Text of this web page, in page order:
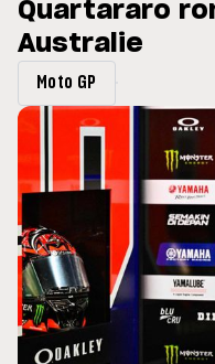
évite l'opération et vise un
en septembre
Quartararo
Australie
Moto GP